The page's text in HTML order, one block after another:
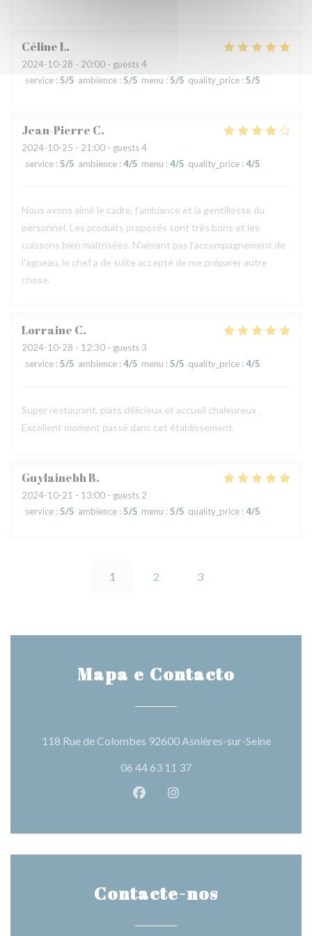
CélineL
2024-10-28 - 20:00 - guests 4
service : 5/5 ambience : 5/5 menu : 5/5 quality_price : 5/5
Jean-Pierre C
2024-10-25 - 21:00 - guests 4
service : 5/5 ambience : 4/5 menu : 4/5 quality_price : 4/5
Nous avons aimé le cadre, l'ambiance et la gentillesse du
personnel. Les produits proposés sont très bons et les
cuissons bien maîtrisées. N'aimant pas l'accompagnement de
l'agneau, le chef a de suite accepté de me préparer autre
chose.
Lorraine C
2024-10-28 - 12:30 - guests 3
service : 5/5 ambience : 4/5 menu : 5/5 quality_price : 4/5
Super restaurant, plats délicieux et accueil chaleureux .
Excellent moment passé dans cet établissement.
GuylainebhB
2024-10-21 - 13:00 - guests 2
service : 5/5 ambience : 5/5 menu : 5/5 quality_price : 4/5
1 2 3
Mapa e Contacto
118 Rue de Colombes 92600 Asnières-sur-Seine((abre
06 44 63 11 37
Facebook ((abre numa nova
Instagram ((abre numa
Contacte-nos